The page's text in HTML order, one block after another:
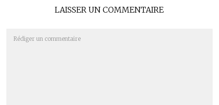
LAISSER UN COMMENTAIRE